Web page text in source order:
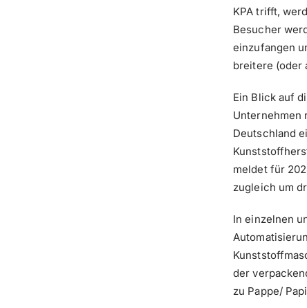
KPA trifft,
Besucher
einzufangen
breitere (oder
Ein Blick auf
Unternehmen
Deutschland
meldet für
zugleich um
In einzelnen
der
zu Pappe/